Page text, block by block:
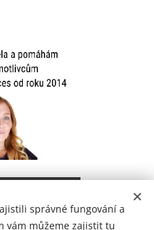
správné fungování a
vám můžeme zajistit tu